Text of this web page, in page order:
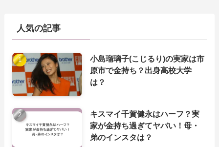
人気の記事
小島瑠璃子(こじるり)の実家は市
原市で金持ち？出身高校大学
は？
キスマイ千賀健永はハーフ？実
家が金持ち過ぎてヤバい！母・
弟のインスタは？